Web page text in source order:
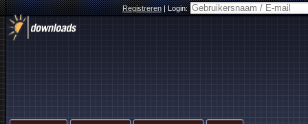
Registreren|Login: